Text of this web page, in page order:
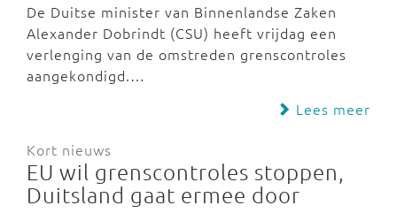
De Duitse minister van Binnenlandse Zaken
Alexander Dobrindt (CSU) heeft vrijdag een
verlenging van de omstreden grenscontroles
aangekondigd.…
Lees meer
Kort nieuws
EU wil grenscontroles stoppen,
Duitsland gaat ermee door